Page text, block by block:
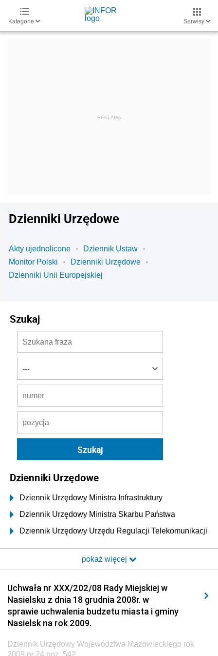
Kategorie Serwisy
Dzienniki Urzędowe
Akty ujednolicone
Dziennik Ustaw
Monitor Polski
Dzienniki Urzędowe
Dzienniki Unii Europejskiej
Szukaj
Dzienniki Urzędowe
Dziennik Urzędowy Ministra Infrastruktury
Dziennik Urzędowy Ministra Skarbu Państwa
Dziennik Urzędowy Urzędu Regulacji Telekomunikacji
Dziennik Urzędowy Ministra Transportu i Budownictwa
Elektronicznej
Dziennik Urzędowy Ministra Spraw Wewnętrznych i
Administracji
Dziennik Urzędowy Ministra Budownictwa
pokaż więcej
Uchwała nr XXX/202/08 Rady Miejskiej w
Nasielsku z dnia 18 grudnia 2008r. w
sprawie uchwalenia budzetu miasta i gminy
Nasielsk na rok 2009.
Dziennik Urzędowy Województwa Mazowieckiego rok
2009 nr 24 poz. 542